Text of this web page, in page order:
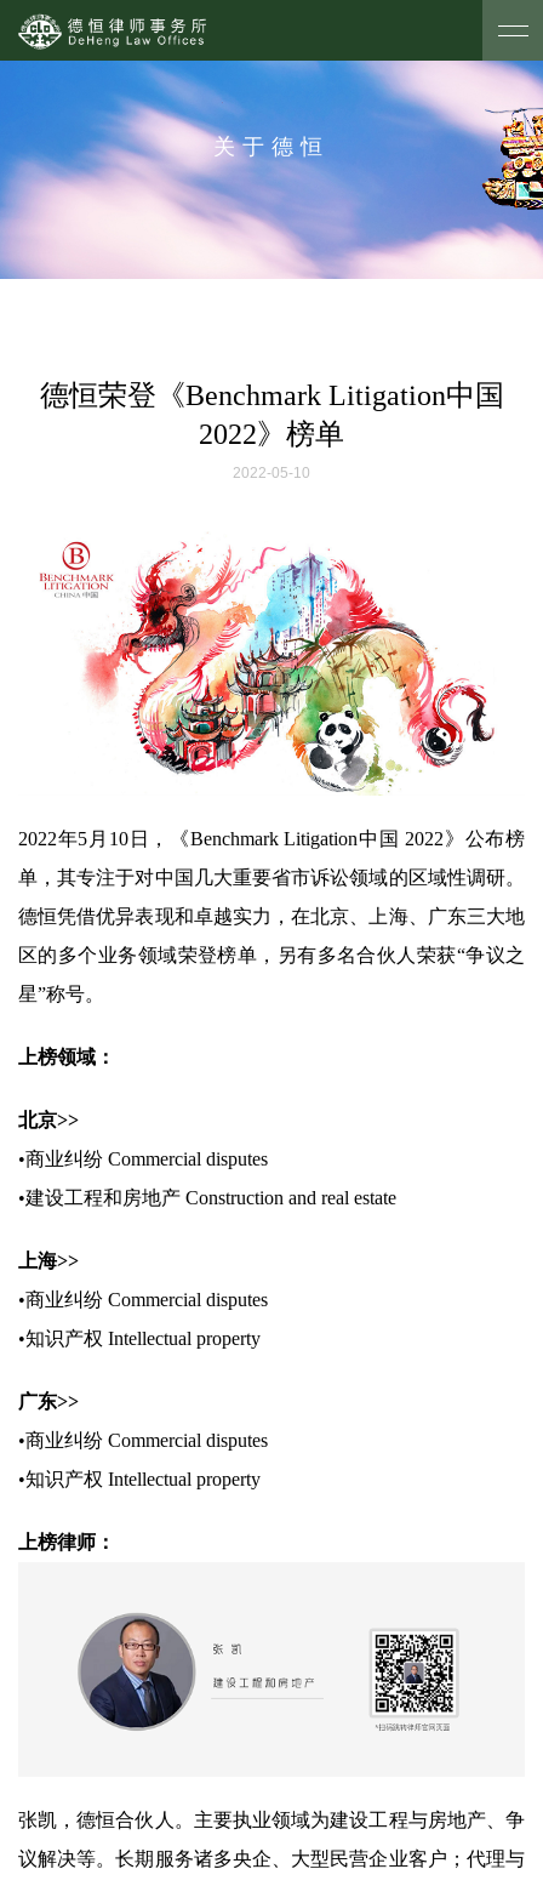
关于德恒
德恒荣登《Benchmark Litigation中国
2022》榜单
2022-05-10
2022年5月10日，《Benchmark Litigation中国 2022》公布榜
单，其专注于对中国几大重要省市诉讼领域的区域性调研。
德恒凭借优异表现和卓越实力，在北京、上海、广东三大地
区的多个业务领域荣登榜单，另有多名合伙人荣获“争议之
星”称号。
上榜领域：
北京>>
•商业纠纷 Commercial disputes
•建设工程和房地产 Construction and real estate
上海>>
•商业纠纷 Commercial disputes
•知识产权 Intellectual property
广东>>
•商业纠纷 Commercial disputes
•知识产权 Intellectual property
上榜律师：
张凯，德恒合伙人。主要执业领域为建设工程与房地产、争
议解决等。长期服务诸多央企、大型民营企业客户；代理与